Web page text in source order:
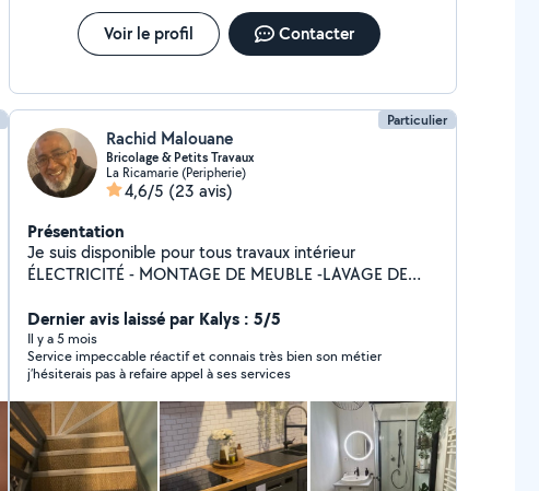
Voir le profil Contacter
Particulier
Rachid Malouane
Bricolage & Petits Travaux
La Ricamarie (Peripherie)
4,6/5 (23 avis)
Présentation
Je suis disponible pour tous travaux intérieur
ÉLECTRICITÉ - MONTAGE DE MEUBLE -LAVAGE DE
,NETTOYAGE DE MATELA
Dernier avis laissé par Kalys : 5/5
Il y a 5 mois
Service impeccable réactif et connais très bien son métier
j’hésiterais pas à refaire appel à ses services